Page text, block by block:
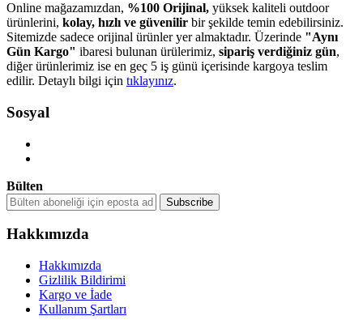
Online mağazamızdan, %100 Orijinal, yüksek kaliteli outdoor
ürünlerini, kolay, hızlı ve güvenilir bir şekilde temin edebilirsiniz.
Sitemizde sadece orijinal ürünler yer almaktadır. Üzerinde "Aynı
Gün Kargo" ibaresi bulunan ürülerimiz, sipariş verdiğiniz gün,
diğer ürünlerimiz ise en geç 5 iş günü içerisinde kargoya teslim
edilir. Detaylı bilgi için tıklayınız.
Sosyal
Bülten
Hakkımızda
Hakkımızda
Gizlilik Bildirimi
Kargo ve İade
Kullanım Şartları